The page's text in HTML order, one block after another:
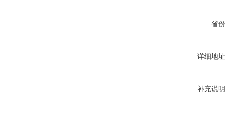
省份
详细地址
补充说明